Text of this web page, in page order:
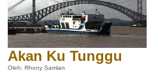
Akan Ku Tunggu
Oleh: Rhony Samlan